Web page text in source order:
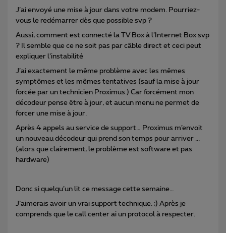
J’ai envoyé une mise à jour dans votre modem. Pourriez-
vous le redémarrer dès que possible svp ?
Aussi, comment est connecté la TV Box à l’Internet Box svp
? Il semble que ce ne soit pas par câble direct et ceci peut
expliquer l’instabilité
J’ai exactement le même problème avec les mêmes
symptômes et les mêmes tentatives (sauf la mise à jour
forcée par un technicien Proximus.) Car forcément mon
décodeur pense être à jour, et aucun menu ne permet de
forcer une mise à jour.
Après 4 appels au service de support… Proximus m’envoit
un nouveau décodeur qui prend son temps pour arriver ...
(alors que clairement, le problème est software et pas
hardware)
Donc si quelqu’un lit ce message cette semaine…
J’aimerais avoir un vrai support technique. ;) Après je
comprends que le call center ai un protocol à respecter.